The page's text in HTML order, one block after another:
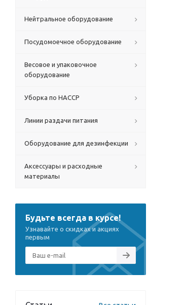
Нейтральное оборудование
Посудомоечное оборудование
Весовое и упаковочное
оборудование
Уборка по HACCP
Линии раздачи питания
Оборудование для дезинфекции
Аксессуары и расходные
материалы
Будьте всегда в курсе!
Узнавайте о скидках и акциях
первым